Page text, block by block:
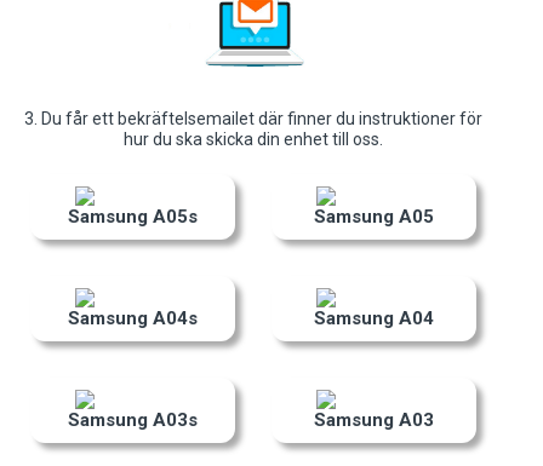
3. Du får ett bekräftelsemailet där finner du instruktioner för
hur du ska skicka din enhet till oss.
Samsung A05s Samsung A05
Samsung A04s Samsung A04
Samsung A03s Samsung A03